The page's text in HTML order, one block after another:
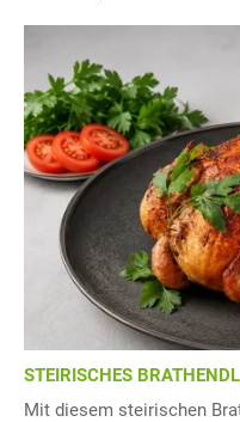
STEIRISCHES
Mit diesem steirischen